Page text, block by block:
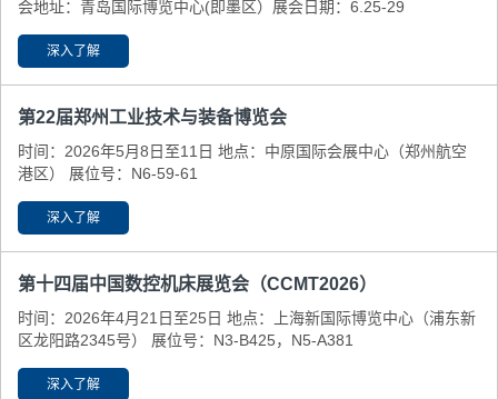
会地址：青岛国际博览中心(即墨区） ​展会日期：6.25-29
深入了解
第22届郑州工业技术与装备博览会
时间：2026年5月8日至11日 地点：中原国际会展中心（郑州航空
港区） 展位号：N6-59-61
深入了解
第十四届中国数控机床展览会（CCMT2026）
时间：2026年4月21日至25日 地点：上海新国际博览中心（浦东新
区龙阳路2345号） 展位号：N3-B425，N5-A381
深入了解